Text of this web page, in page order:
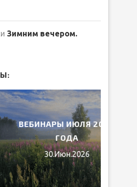
Зимним вечером.
ИЮЛЯ 2026
ГОДА
30.Июн.2026